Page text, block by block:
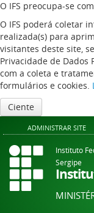
O IFS preocupa-se
O IFS poderá coletar
realizada(s) para
visitantes deste site,
Privacidade de Dados
com a coleta e
formulários e cookies.
Ciente
ADMINISTRAR SITE
Instituto
Sergipe